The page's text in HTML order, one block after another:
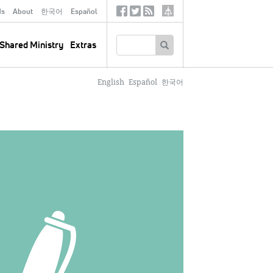
About 한국어 Español
Ministry Extras
SocialTertiary
English Español 한국어